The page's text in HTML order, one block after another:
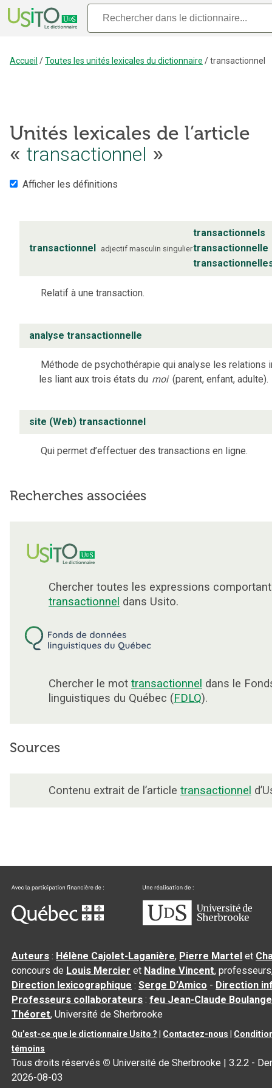
Accueil /Toutes les unités lexicales du dictionnaire /transactionnel
Unités lexicales de l’article
« transactionnel »
Afficher les définitions
transactionnel adjectif masculin singulier
transactionnels
transactionnelle
Relatif à une transaction.
analyse transactionnelle
Méthode de psychothérapie qui analyse les relations
les liant aux trois états du moi (parent, enfant, adulte).
site (Web) transactionnel
Qui permet d’effectuer des transactions en ligne.
Recherches associées
Chercher toutes les expressions
transactionnel dans Usito.
Chercher le mot transactionnel dans le
linguistiques du Québec (FDLQ).
Sources
Contenu extrait de l’article transactionnel
Auteurs : Hélène Cajolet-Laganière, Pierre Martel et
concours de Louis Mercier et Nadine Vincent,
Direction lexicographique :Serge D’Amico - Direction
Professeurs collaborateurs :feu Jean-Claude
Théoret, Université de Sherbrooke
Qu’est-ce que le dictionnaire Usito ? Contactez-nous
témoins
Tous droits réservés © Université de Sherbrooke |3.2.2 -
2026-08-03